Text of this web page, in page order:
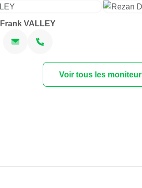
Frank VALLEY
Voir tous les